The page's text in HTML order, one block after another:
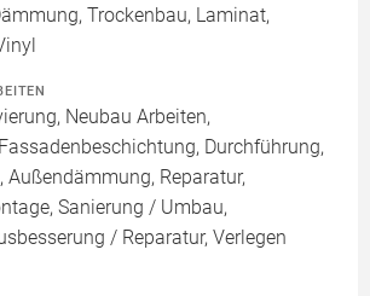
Trockenbau, Laminat,
Neubau Arbeiten,
Durchführung,
Außendämmung, Reparatur,
Sanierung / Umbau,
/ Reparatur, Verlegen